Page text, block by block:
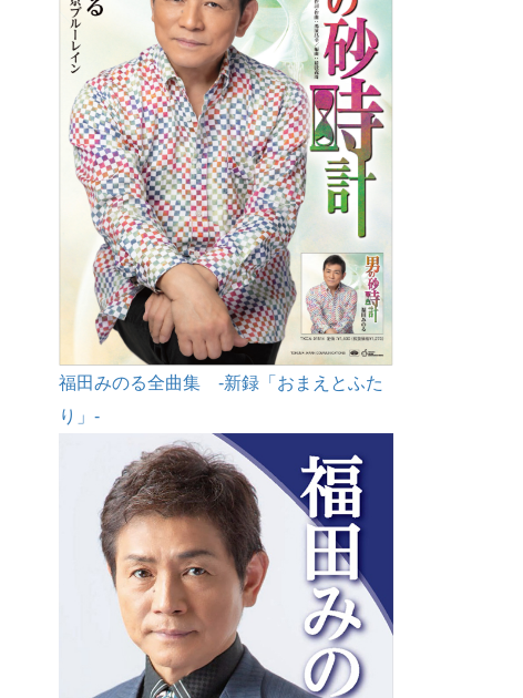
福田みのる全曲集 -新録「おまえとふた
り」-